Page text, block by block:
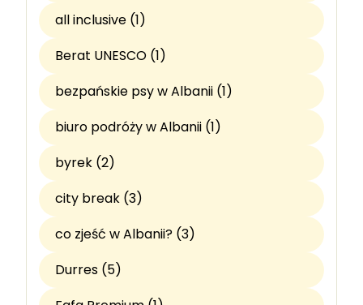
all inclusive (1)
Berat UNESCO (1)
bezpańskie psy w Albanii (1)
biuro podróży w Albanii (1)
byrek (2)
city break (3)
co zjeść w Albanii? (3)
Durres (5)